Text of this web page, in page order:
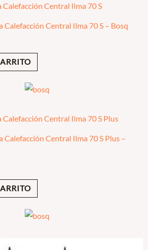
Calefacción Central Ilma 70 S – Bosq
Calefacción Central Ilma 70 S Plus –